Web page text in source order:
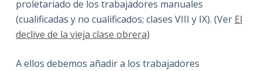
proletariado de los trabajadores manuales
(cualificadas y no cualificados; clases VIII y IX). (Ver El
declive de la vieja clase obrera)
A ellos debemos añadir a los trabajadores